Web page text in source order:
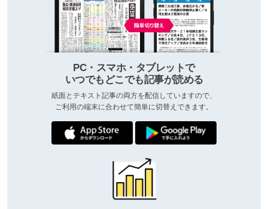
PC・スマホ・タブレットで
いつでもどこでも記事が読める
紙面とテキスト記事の両方を配信していますので、
ご利用の端末に合わせて簡単に切替えできます。